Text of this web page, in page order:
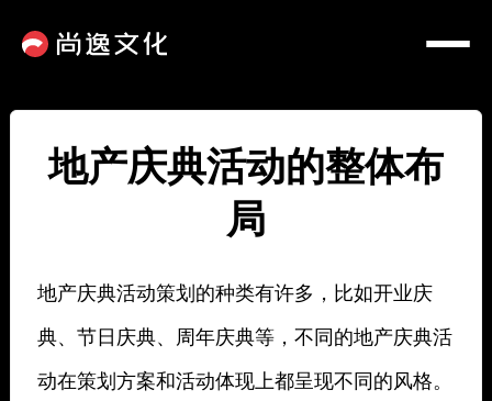
地产庆典活动的整体布
局
地产庆典活动策划的种类有许多，比如开业庆
典、节日庆典、周年庆典等，不同的地产庆典活
动在策划方案和活动体现上都呈现不同的风格。